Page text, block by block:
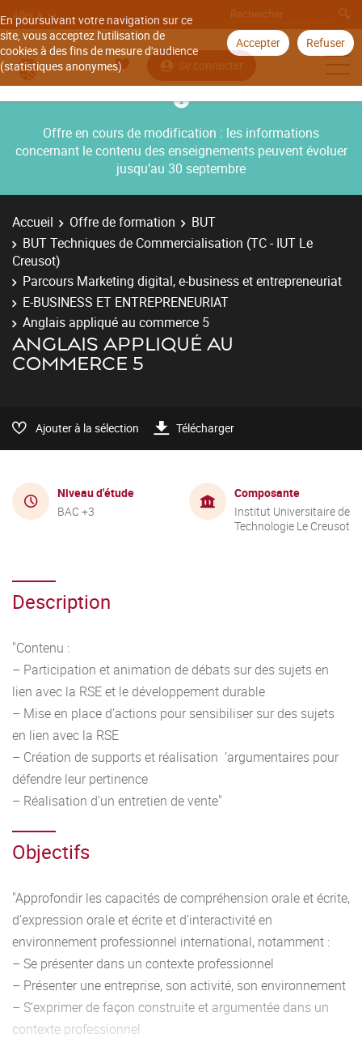
En poursuivant votre navigation sur ce
site, vous acceptez l'utilisation de
cookies à des fins de mesure d'audience
(statistiques anonymes).
Accepter Refuser
Aller à
Se connecter
Offre en cours de modification : les informations
concernant le contenu des enseignements peuvent évoluer
jusqu’au 30 septembre
Accueil Offre de formation
BUT
BUT Techniques de Commercialisation (TC - IUT Le
Creusot)
Parcours Marketing digital, e-business et entrepreneuriat
E-BUSINESS ET ENTREPRENEURIAT
Anglais appliqué au commerce 5
ANGLAIS APPLIQUÉ AU
COMMERCE 5
Ajouter à la sélection Télécharger
Niveau d'étude
BAC +3
Composante
Institut Universitaire de
Technologie Le Creusot
Description
"Contenu :
– Participation et animation de débats sur des sujets en
lien avec la RSE et le développement durable
– Mise en place d’actions pour sensibiliser sur des sujets
en lien avec la RSE
– Création de supports et réalisation ’argumentaires pour
défendre leur pertinence
– Réalisation d’un entretien de vente"
Objectifs
"Approfondir les capacités de compréhension orale et écrite,
d’expression orale et écrite et d’interactivité en
environnement professionnel international, notamment :
– Se présenter dans un contexte professionnel
– Présenter une entreprise, son activité, son environnement
– S’exprimer de façon construite et argumentée dans un
contexte professionnel